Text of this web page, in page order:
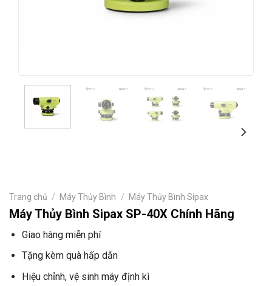
Trang chủ / Máy Thủy Bình / Máy Thủy Bình Sipax
Máy Thủy Bình Sipax SP-40X Chính Hãng
Giao hàng miễn phí
Tặng kèm quà hấp dẫn
Hiệu chỉnh, vệ sinh máy định kì